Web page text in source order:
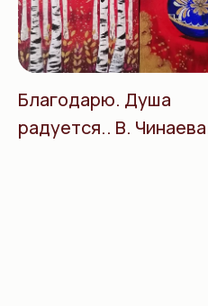
Благодарю. Душа
радуется.. В.